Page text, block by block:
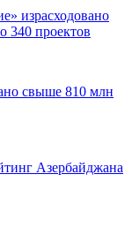
израсходовано
340 проектов
свыше 810 млн
Азербайджана